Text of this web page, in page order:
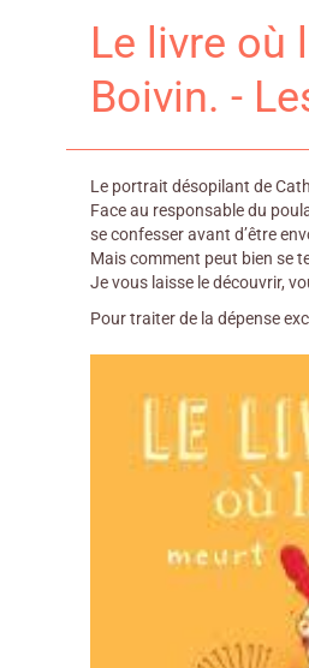
Le livre où
Boivin. -
Le portrait désopilant de
Face au responsable du
se confesser avant d’être
Mais comment peut bien se
Je vous laisse le découvrir,
Pour traiter de la dépense